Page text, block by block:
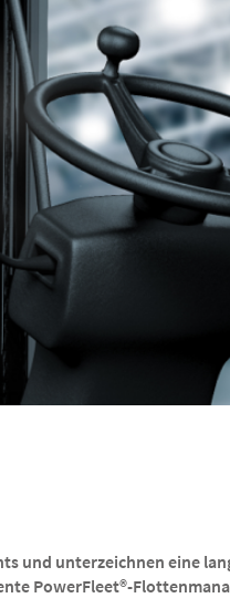
und unterzeichnen eine
PowerFleet®-